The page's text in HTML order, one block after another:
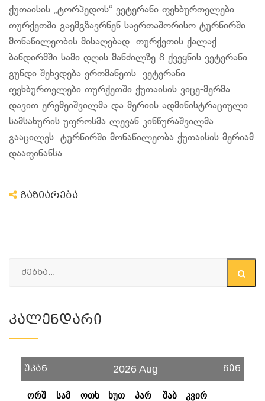
ქუთაისის „ტორპედოს“ ვეტერანი ფეხბურთელები
თურქეთში გაემგზავრნენ საერთაშორისო ტურნირში
მონაწილეობის მისაღებად. თურქეთის ქალაქ
ბანდირმში სამი დღის მანძილზე 8 ქვეყნის ვეტერანი
გუნდი შეხვდება ერთმანეთს. ვეტერანი
ფეხბურთელები თურქეთში ქუთაისის ვიცე-მერმა
დავით ერემეიშვილმა და მერიის ადმინისტრაციული
სამსახურის უფროსმა ლევან კინწურაშვილმა
გააცილეს. ტურნირში მონაწილეობა ქუთაისის მერიამ
დააფინანსა.
გაზიარება
Კალენდარი
უკან 2026 Aug წინ
ორშ სამ ოთხ ხუთ პარ შაბ კვირ